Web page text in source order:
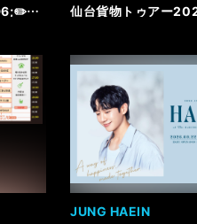
【ROOMMATES】&#x1F4D6;✏️BLOG 更新のお知らせ&#x1F4D6;✏️
JUNG HAEIN